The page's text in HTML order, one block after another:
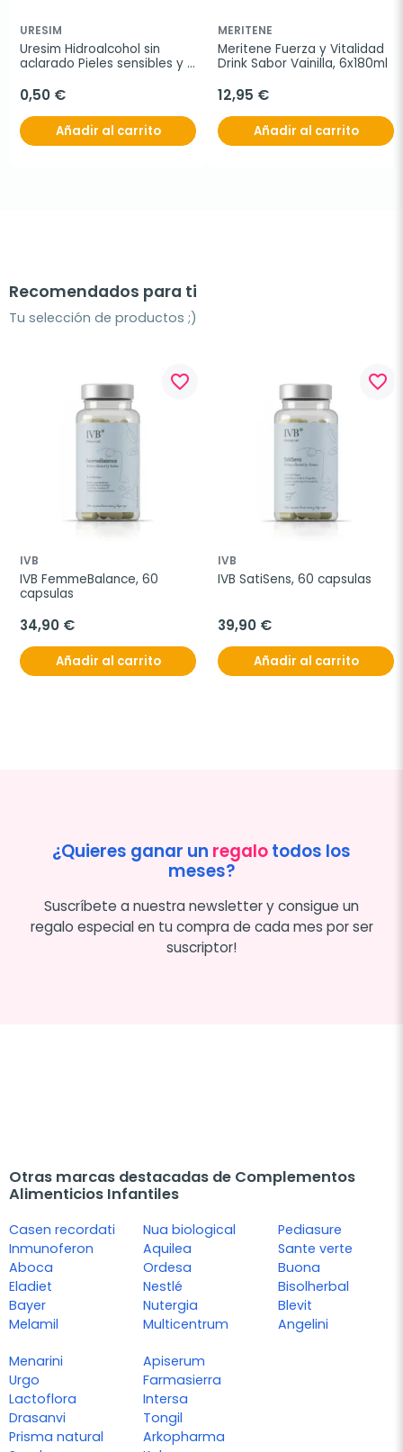
URESIM
Uresim Hidroalcohol sin
aclarado Pieles sensibles y
0,50 €
Añadir al carrito
MERITENE
Meritene Fuerza y Vitalidad
Drink Sabor Vainilla, 6x180ml
12,95 €
Añadir al carrito
Recomendados para ti
Tu selección de productos ;)
favorite_border
IVB
IVB FemmeBalance, 60
capsulas
34,90 €
Añadir al carrito
favorite_border
IVB
IVB SatiSens, 60 capsulas
39,90 €
Añadir al carrito
¿Quieres ganar un regalotodos los
meses?
Suscríbete a nuestra newsletter y consigue un
regalo especial en tu compra de cada mes por ser
suscriptor!
Otras marcas destacadas de Complementos
Alimenticios Infantiles
Casen recordati
Inmunoferon
Aboca
Eladiet
Bayer
Melamil
Nua biological
Aquilea
Ordesa
Nestlé
Nutergia
Multicentrum
Pediasure
Sante verte
Buona
Bisolherbal
Blevit
Angelini
Menarini
Urgo
Lactoflora
Drasanvi
Prisma natural
Apiserum
Farmasierra
Intersa
Tongil
Arkopharma